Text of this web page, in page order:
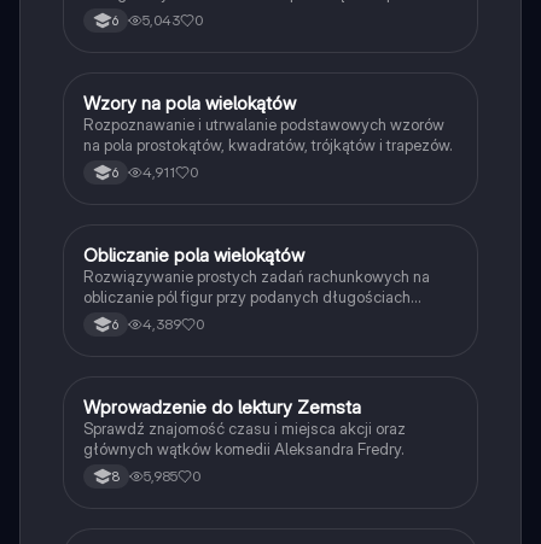
didn't w czasie Past Simple.
6 5,043 0
WMatematyka
Wzory na pola wielokątów
Rozpoznawanie i utrwalanie podstawowych wzorów
na pola prostokątów, kwadratów, trójkątów i trapezów.
6 4,911 0
OMatematyka
Obliczanie pola wielokątów
Rozwiązywanie prostych zadań rachunkowych na
obliczanie pól figur przy podanych długościach
boków i wysokości.
6 4,389 0
WJęzyk polski
Wprowadzenie do lektury Zemsta
Sprawdź znajomość czasu i miejsca akcji oraz
głównych wątków komedii Aleksandra Fredry.
8 5,985 0